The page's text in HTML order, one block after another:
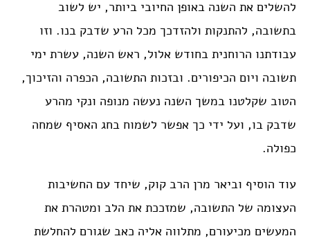
להשלים את השנה באופן החיובי ביותר, יש לשוב
בתשובה, להתנקות ולהזדכך מכל הרע שדבק בנו. וזו
עבודתנו הרוחנית בחודש אלול, ראש השנה, עשרת ימי
תשובה ויום הכיפורים. ובזכות התשובה, הכפרה והזיכוך,
הטוב שקלטנו במשך השנה נעשה מנופה ונקי מהרע
שדבק בו, ועל ידי כך אפשר לשמוח בחג האסיף שמחה
כפולה.
עוד הוסיף וביאר מרן הרב קוק, שיחד עם החשיבות
העצומה של התשובה, שמזככת את הלב ומטהרת את
המעשים מכיעורם, מתלווה אליה כאב שגורם להחלשת